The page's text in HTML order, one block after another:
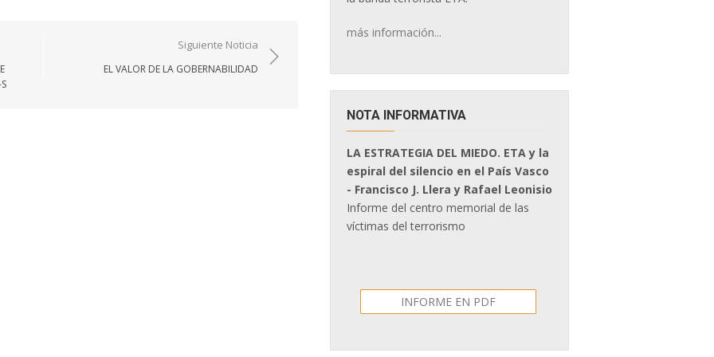
Siguiente Noticia
EL VALOR DE LA GOBERNABILIDAD
más información...
NOTA INFORMATIVA
LA ESTRATEGIA DEL MIEDO. ETA y la
espiral del silencio en el País Vasco
- Francisco J. Llera y Rafael Leonisio
Informe del centro memorial de las
víctimas del terrorismo
INFORME EN PDF